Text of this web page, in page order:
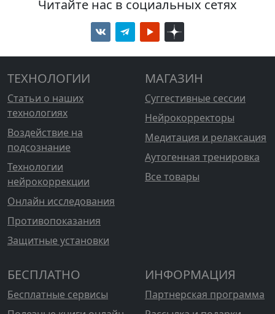
Читайте нас в социальных сетях
ТЕХНОЛОГИИ
Статьи о наших
технологиях
Воздействие на
подсознание
Технологии
нейрокоррекции
Онлайн исследования
Противопоказания
Защитные установки
МАГАЗИН
Суггестивные сессии
Нейрокорректоры
Медитация и релаксация
Аутогенная тренировка
Все товары
БЕСПЛАТНО
Бесплатные сервисы
ИНФОРМАЦИЯ
Партнерская программа